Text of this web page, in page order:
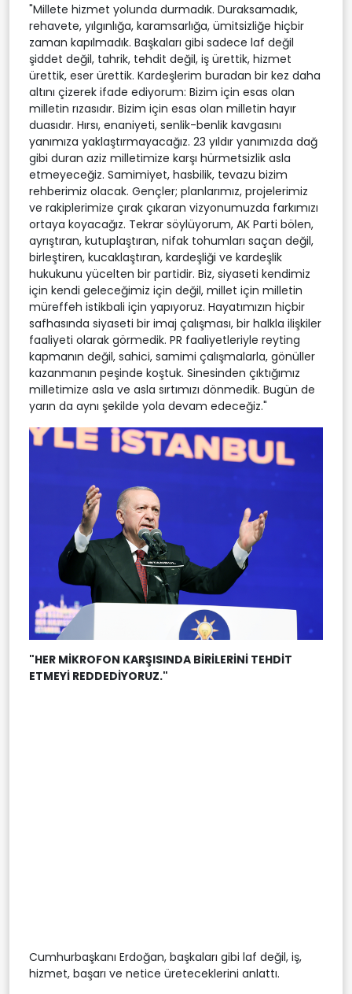
"Millete hizmet yolunda durmadık. Duraksamadık,
rehavete, yılgınlığa, karamsarlığa, ümitsizliğe hiçbir
zaman kapılmadık. Başkaları gibi sadece laf değil
şiddet değil, tahrik, tehdit değil, iş ürettik, hizmet
ürettik, eser ürettik. Kardeşlerim buradan bir kez daha
altını çizerek ifade ediyorum: Bizim için esas olan
milletin rızasıdır. Bizim için esas olan milletin hayır
duasıdır. Hırsı, enaniyeti, senlik-benlik kavgasını
yanımıza yaklaştırmayacağız. 23 yıldır yanımızda dağ
gibi duran aziz milletimize karşı hürmetsizlik asla
etmeyeceğiz. Samimiyet, hasbilik, tevazu bizim
rehberimiz olacak. Gençler; planlarımız, projelerimiz
ve rakiplerimize çırak çıkaran vizyonumuzda farkımızı
ortaya koyacağız. Tekrar söylüyorum, AK Parti bölen,
ayrıştıran, kutuplaştıran, nifak tohumları saçan değil,
birleştiren, kucaklaştıran, kardeşliği ve kardeşlik
hukukunu yücelten bir partidir. Biz, siyaseti kendimiz
için kendi geleceğimiz için değil, millet için milletin
müreffeh istikbali için yapıyoruz. Hayatımızın hiçbir
safhasında siyaseti bir imaj çalışması, bir halkla ilişkiler
faaliyeti olarak görmedik. PR faaliyetleriyle reyting
kapmanın değil, sahici, samimi çalışmalarla, gönüller
kazanmanın peşinde koştuk. Sinesinden çıktığımız
milletimize asla ve asla sırtımızı dönmedik. Bugün de
yarın da aynı şekilde yola devam edeceğiz."
"HER MİKROFON KARŞISINDA BİRİLERİNİ TEHDİT
ETMEYİ REDDEDİYORUZ."
Cumhurbaşkanı Erdoğan, başkaları gibi laf değil, iş,
hizmet, başarı ve netice üreteceklerini anlattı.